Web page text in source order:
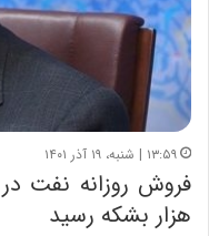
۱۳:۵۹ | شنبه، ۱۹ آذر ۱۴۰۱
هزار بشکه رسید